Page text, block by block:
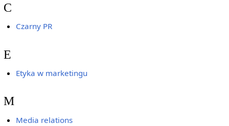
C
Czarny PR
E
Etyka w marketingu
M
Media relations